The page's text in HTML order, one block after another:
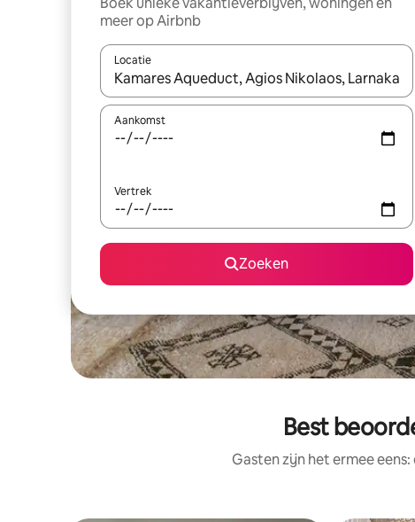
meer op Airbnb
Locatie
Wanneer er suggesties beschikbaar zijn, maak je
Aankomst
Vertrek
Zoeken
Best
Gasten zijn het ermee